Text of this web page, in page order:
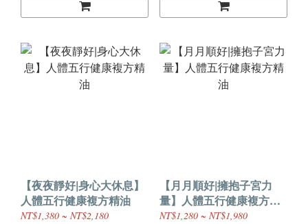
【夜夜靜好|身心大休息】
人體五行健康複方精油
NT$1,380 ~ NT$2,180
【月月順好|擁抱子宮力
量】人體五行健康複方精
油
NT$1,280 ~ NT$1,980